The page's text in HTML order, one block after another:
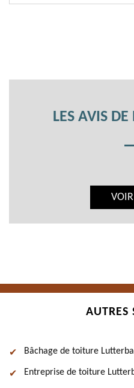
LES AVIS
AUTRES
Bâchage de toiture
Entreprise de toiture